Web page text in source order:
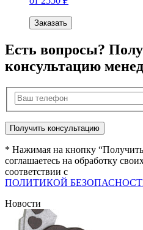
Заказать
Есть вопросы?
консультацию
* Нажимая на кнопку
соглашаетесь на обработку
соответствии с
ПОЛИТИКОЙ
Новости